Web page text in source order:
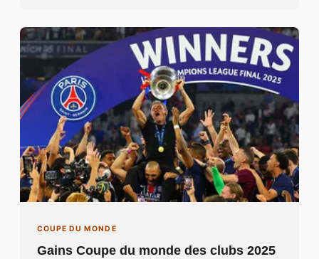
COUPE DU MONDE
Gains Coupe du monde des clubs 2025